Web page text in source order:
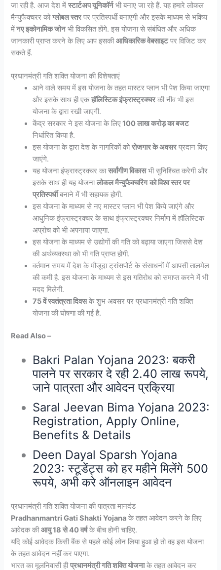
जा रही है. आज देश मेंस्टार्टअप यूनिकॉर्नभी बनाए जा रहे हैं. यह हमारे लोकल
मैन्युफैक्चरर कोग्लोबल स्तरपर प्रतिस्पर्धी बनाएगी और इसके माध्यम से भविष्य
मेंनए इकोनामिक जोनभी विकसित होंगे. इस योजना से संबंधित और अधिक
जानकारी प्राप्त करने के लिए आप इसकीआधिकारिक वेबसाइटपर विजिट कर
सकते हैं.
प्रधानमंत्री गति शक्ति योजना की विशेषताएं
आने वाले समय में इस योजना के तहत मास्टर प्लान भी पेश किया जाएगा
और इसके साथ ही एकहॉलिस्टिक इंफ्रास्ट्रक्चरकी नीव भी इस
योजना के द्वारा रखी जाएगी.
केंद्र सरकार ने इस योजना के लिए100 लाख करोड़ का बजट
निर्धारित किया है.
इस योजना के द्वारा देश के नागरिकों कोरोजगार के अवसरप्रदान किए
जाएंगे.
यह योजना इंफ्रास्ट्रक्चर कासर्वांगीण विकासभी सुनिश्चित करेगी और
इसके साथ ही यह योजनालोकल मैन्युफैक्चरिंग को विश्व स्तर पर
प्रतिस्पर्धीबनाने में भी सहायक होगी.
इस योजना के माध्यम से नए मास्टर प्लान भी पेश किये जाएंगे और
आधुनिक इंफ्रास्ट्रक्चर के साथ इंफ्रास्ट्रक्चर निर्माण में हॉलिस्टिक
अप्रोच को भी अपनाया जाएगा.
इस योजना के माध्यम से उद्योगों की गति को बढ़ाया जाएगा जिससे देश
की अर्थव्यवस्था को भी गति प्राप्त होगी.
वर्तमान समय में देश के मौजूदा ट्रांसपोर्ट के संसाधनों में आपसी तालमेल
की कमी है. इस योजना के माध्यम से इस गतिरोध को समाप्त करने में भी
मदद मिलेगी.
75 वें स्वतंत्रता दिवसके शुभ अवसर पर प्रधानमंत्री गति शक्ति
योजना की घोषणा की गई है.
Read Also –
Bakri Palan Yojana 2023: बकरी
पालने पर सरकार दे रही 2.40 लाख रूपये,
जाने पात्रता और आवेदन प्रक्रिया
Saral Jeevan Bima Yojana 2023:
Registration, Apply Online,
Benefits & Details
Deen Dayal Sparsh Yojana
2023: स्टूडेंट्स को हर महीने मिलेंगे 500
रूपये, अभी करे ऑनलाइन आवेदन
प्रधानमंत्री गति शक्ति योजना की पात्रता मानदंड
Pradhanmantri Gati Shakti Yojana के तहत आवेदन करने के लिए
आवेदक कीआयु 18 से 40 वर्षके बीच होनी चाहिए.
यदि कोई आवेदक किसी बैंक से पहले कोई लोन लिया हुआ हो तो वह इस योजना
के तहत आवेदन नहीं कर पाएगा.
भारत का मूलनिवासी हीप्रधानमंत्री गति शक्ति योजनाके तहत आवेदन कर